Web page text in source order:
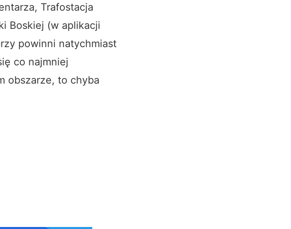
Trafostacja
Boskiej (w aplikacji
powinni natychmiast
co najmniej
obszarze, to chyba